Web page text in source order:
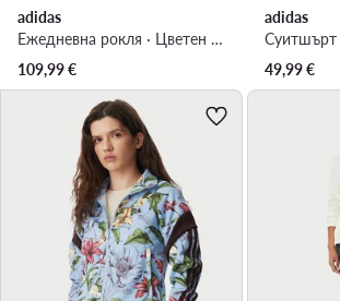
adidas
Ежедневна рокля · Цветен · Макси
109,99€
adidas
49,99€